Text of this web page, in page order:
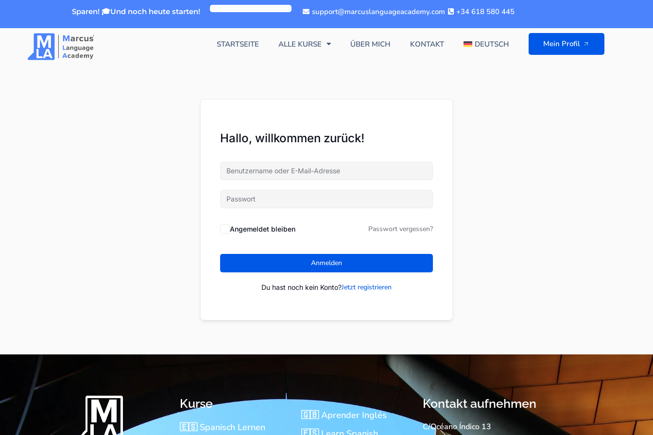
Sparen! 🎓Und noch heute starten! support@marcuslanguageacademy.com +34 618 580 445
STARTSEITE ALLE KURSE ÜBER MICH KONTAKT DEUTSCH Mein Profil
Hallo, willkommen zurück!
Angemeldet bleiben Passwort vergessen?
Anmelden
Du hast noch kein Konto?Jetzt registrieren
Kurse
🇪🇸 Spanisch Lernen
🇬🇧 Aprender Inglés
Kontakt aufnehmen
C/Océano Índico 13